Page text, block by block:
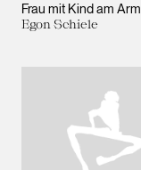
Frau mit Kind am Arm
Egon Schiele